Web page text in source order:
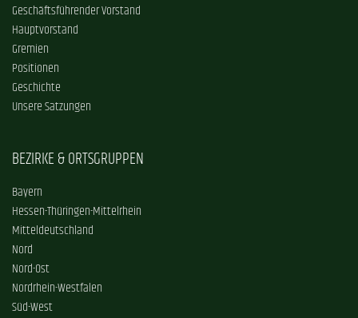
Geschäftsführender Vorstand
Hauptvorstand
Gremien
Positionen
Geschichte
Unsere Satzungen
BEZIRKE & ORTSGRUPPEN
Bayern
Hessen-Thüringen-Mittelrhein
Mitteldeutschland
Nord
Nord-Ost
Nordrhein-Westfalen
Süd-West